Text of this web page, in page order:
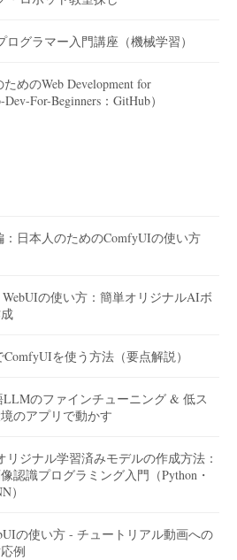
グラマー入門講座（機械学習）
めのWeb Development for
For-Beginners：GitHub）
：日本人のためのComfyUIの使い方
の使い方：簡単オリジナルAIボ
ComfyUIを使う方法（要点解説）
LLMのファインチューニング & 低ス
のアプリで動かす
リジナル学習済みモデルの作成方法：
認識プログラミング入門（Python・
）
の使い方 - チュートリアル動画への
例